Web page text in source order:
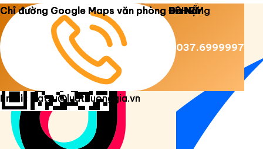
Copyright 2026 © Luật Dương Gia